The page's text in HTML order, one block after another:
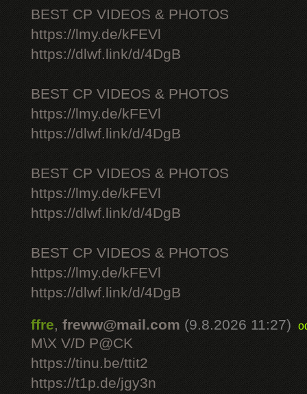
BEST CP VIDEOS & PHOTOS
https://lmy.de/kFEVl
https://dlwf.link/d/4DgB
BEST CP VIDEOS & PHOTOS
https://lmy.de/kFEVl
https://dlwf.link/d/4DgB
BEST CP VIDEOS & PHOTOS
https://lmy.de/kFEVl
https://dlwf.link/d/4DgB
BEST CP VIDEOS & PHOTOS
https://lmy.de/kFEVl
https://dlwf.link/d/4DgB
ffre,freww@mail.com (9.8.2026 11:27)
M\X V/D P@CK
https://tinu.be/ttit2
https://t1p.de/jgy3n